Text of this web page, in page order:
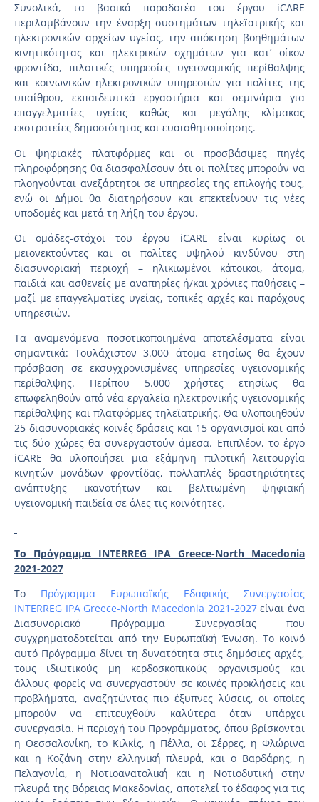
Συνολικά, τα βασικά παραδοτέα του έργου iCARE
περιλαμβάνουν την έναρξη συστημάτων τηλεϊατρικής και
ηλεκτρονικών αρχείων υγείας, την απόκτηση βοηθημάτων
κινητικότητας και ηλεκτρικών οχημάτων για κατ’ οίκον
φροντίδα, πιλοτικές υπηρεσίες υγειονομικής περίθαλψης
και κοινωνικών ηλεκτρονικών υπηρεσιών για πολίτες της
υπαίθρου, εκπαιδευτικά εργαστήρια και σεμινάρια για
επαγγελματίες υγείας καθώς και μεγάλης κλίμακας
εκστρατείες δημοσιότητας και ευαισθητοποίησης.
Οι ψηφιακές πλατφόρμες και οι προσβάσιμες πηγές
πληροφόρησης θα διασφαλίσουν ότι οι πολίτες μπορούν να
πλοηγούνται ανεξάρτητοι σε υπηρεσίες της επιλογής τους,
ενώ οι Δήμοι θα διατηρήσουν και επεκτείνουν τις νέες
υποδομές και μετά τη λήξη του έργου.
Οι ομάδες-στόχοι του έργου iCARE είναι κυρίως οι
μειονεκτούντες και οι πολίτες υψηλού κινδύνου στη
διασυνοριακή περιοχή – ηλικιωμένοι κάτοικοι, άτομα,
παιδιά και ασθενείς με αναπηρίες ή/και χρόνιες παθήσεις –
μαζί με επαγγελματίες υγείας, τοπικές αρχές και παρόχους
υπηρεσιών.
Τα αναμενόμενα ποσοτικοποιημένα αποτελέσματα είναι
σημαντικά: Τουλάχιστον 3.000 άτομα ετησίως θα έχουν
πρόσβαση σε εκσυγχρονισμένες υπηρεσίες υγειονομικής
περίθαλψης. Περίπου 5.000 χρήστες ετησίως θα
επωφεληθούν από νέα εργαλεία ηλεκτρονικής υγειονομικής
περίθαλψης και πλατφόρμες τηλεϊατρικής. Θα υλοποιηθούν
25 διασυνοριακές κοινές δράσεις και 15 οργανισμοί και από
τις δύο χώρες θα συνεργαστούν άμεσα. Επιπλέον, το έργο
iCARE θα υλοποιήσει μια εξάμηνη πιλοτική λειτουργία
κινητών μονάδων φροντίδας, πολλαπλές δραστηριότητες
ανάπτυξης ικανοτήτων και βελτιωμένη ψηφιακή
υγειονομική παιδεία σε όλες τις κοινότητες.
Το Πρόγραμμα INTERREG IPA Greece-North Macedonia
2021-2027
Το Πρόγραμμα Ευρωπαϊκής Εδαφικής Συνεργασίας
INTERREG IPA Greece-North Macedonia 2021-2027είναι ένα
Διασυνοριακό Πρόγραμμα Συνεργασίας που
συγχρηματοδοτείται από την Ευρωπαϊκή Ένωση. Το κοινό
αυτό Πρόγραμμα δίνει τη δυνατότητα στις δημόσιες αρχές,
τους ιδιωτικούς μη κερδοσκοπικούς οργανισμούς και
άλλους φορείς να συνεργαστούν σε κοινές προκλήσεις και
προβλήματα, αναζητώντας πιο έξυπνες λύσεις, οι οποίες
μπορούν να επιτευχθούν καλύτερα όταν υπάρχει
συνεργασία. Η περιοχή του Προγράμματος, όπου βρίσκονται
η Θεσσαλονίκη, το Κιλκίς, η Πέλλα, οι Σέρρες, η Φλώρινα
και η Κοζάνη στην ελληνική πλευρά, και ο Βαρδάρης, η
Πελαγονία, η Νοτιοανατολική και η Νοτιοδυτική στην
πλευρά της Βόρειας Μακεδονίας, αποτελεί το έδαφος για τις